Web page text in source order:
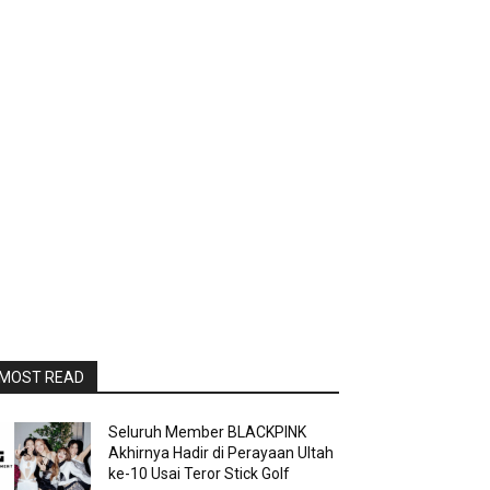
READ
Seluruh Member BLACKPINK
Akhirnya Hadir di Perayaan Ultah
ke-10 Usai Teror Stick Golf